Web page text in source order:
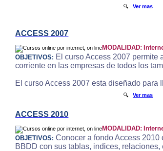
🔍Ver mas
ACCESS 2007
MODALIDAD:
OBJETIVOS: El curso Access 2007 permite
corriente en las empresas de todos los
El curso Access 2007 esta diseñado para
🔍Ver mas
ACCESS 2010
MODALIDAD:
OBJETIVOS: Conocer a fondo Access
BBDD con sus tablas, indices,